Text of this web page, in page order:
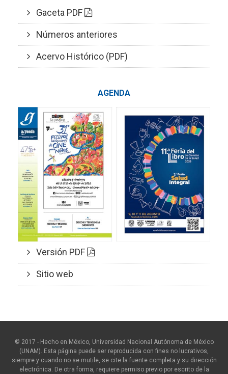
Gaceta PDF
Números anteriores
Acervo Histórico (PDF)
AGENDA
Versión PDF
Sitio web
© 2017 - Hecho en México, Universidad Nacional Autónoma de México
(UNAM). Esta página puede ser reproducida con fines no lucrativos,
siempre y cuando no se mutile, se cite la fuente completa y su dirección
electrónica. De otra forma, requiere permiso previo por escrito de la